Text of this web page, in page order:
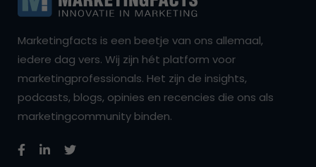
Marketingfacts is een beetje van ons allemaal,
iedere dag vers. Wij zijn hét platform voor
marketingprofessionals. Het zijn de insights,
podcasts, blogs, opinies en recencies die ons als
marketingcommunity binden.